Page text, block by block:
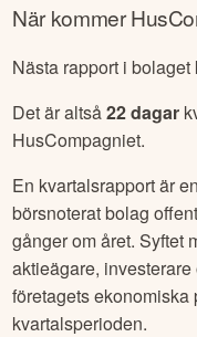
När kommer
Nästa rapport i
Det är altså22dagar
HusCompagniet.
En kvartalsrapport är
börsnoterat bolag
gånger om året. Syftet
aktieägare,
företagets
kvartalsperioden.